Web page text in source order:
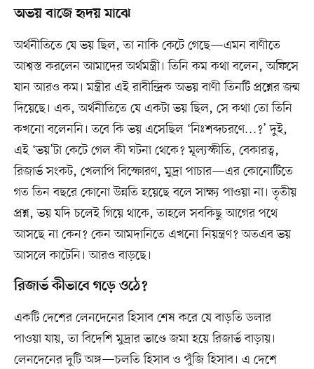
অভয় বাজে হৃদয় মাঝে
অর্থনীতিতে যে ভয় ছিল, তা নাকি কেটে গেছে—এমন বাণীতে
আশ্বস্ত করলেন আমাদের অর্থমন্ত্রী। তিনি কম কথা বলেন, অফিসে
যান আরও কম। মন্ত্রীর এই রাবীন্দ্রিক অভয় বাণী তিনটি প্রশ্নের জন্ম
দিয়েছে। এক, অর্থনীতিতে যে একটা ভয় ছিল, সে কথা তো তিনি
কখনো বলেননি। তবে কি ভয় এসেছিল ‘নিঃশব্দচরণে…?’ দুই,
এই ‘ভয়’টা কেটে গেল কী ঘটনা থেকে? মূল্যস্ফীতি, বেকারত্ব,
রিজার্ভ সংকট, খেলাপি বিস্ফোরণ, মুদ্রা পাচার—এর কোনোটিতে
গত তিন বছরে কোনো উন্নতি হয়েছে বলে সাক্ষ্য পাওয়া না। তৃতীয়
প্রশ্ন, ভয় যদি চলেই গিয়ে থাকে, তাহলে সবকিছু আগের পথে
আসছে না কেন? কেন আমদানিতে এখনো নিয়ন্ত্রণ? অতএব ভয়
আসলে কাটেনি। আরও বাড়ছে।
রিজার্ভ কীভাবে গড়ে ওঠে?
একটি দেশের লেনদেনের হিসাব শেষ করে যে বাড়তি ডলার
পাওয়া যায়, তা বিদেশি মুদ্রার ভাণ্ডে জমা হয়ে রিজার্ভ বাড়ায়।
লেনদেনের দুটি অঙ্গ—চলতি হিসাব ও পুঁজি হিসাব। এ দেশে